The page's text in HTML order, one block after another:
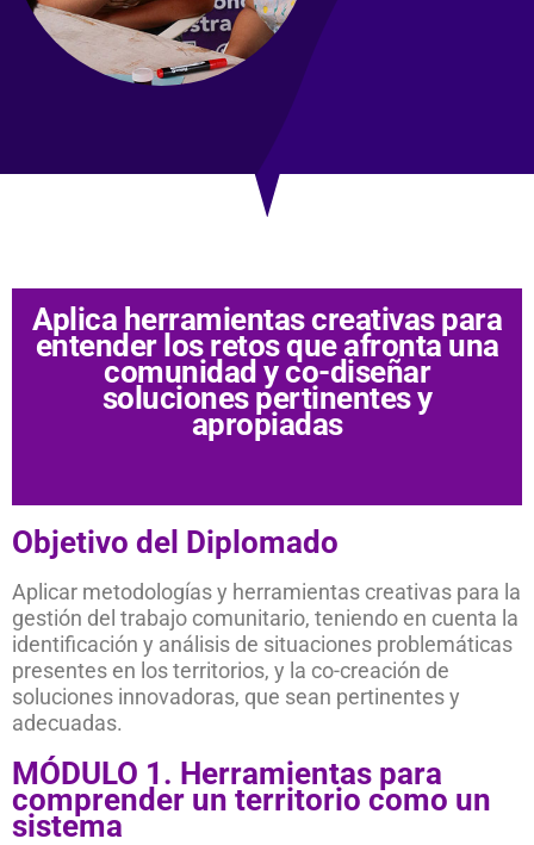
Aplica herramientas creativas para
entender los retos que afronta una
comunidad y co-diseñar
soluciones pertinentes y
apropiadas
Objetivo del Diplomado
Aplicar metodologías y herramientas creativas para la
gestión del trabajo comunitario, teniendo en cuenta la
identificación y análisis de situaciones problemáticas
presentes en los territorios, y la co-creación de
soluciones innovadoras, que sean pertinentes y
adecuadas.
MÓDULO 1. Herramientas para
comprender un territorio como un
sistema